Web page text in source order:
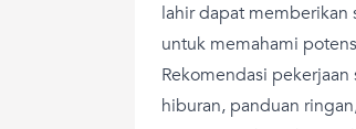
lahir dapat memberikan
untuk memahami
Rekomendasi
hiburan, panduan